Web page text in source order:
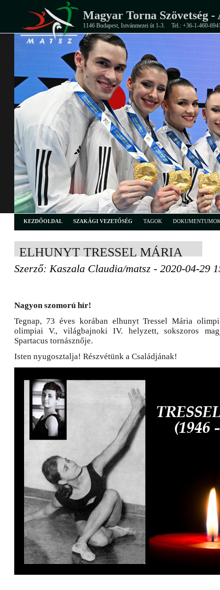
Magyar Torna Szövetség -
1146 Budapest, Istvánmezei út 1-3. Tel.: +36-1-460-
KEZDŐOLDAL SZAKÁGI VEZETŐSÉG TAGOK
ELHUNYT TRESSEL MÁRIA
Szerző: Kaszala Claudia/matsz - 2020-04-29
Nagyon szomorú hír!
Tegnap, 73 éves korában elhunyt Tressel Mária
olimpiai V., világbajnoki IV. helyzett, sokszoros
Spartacus tornásznője.
Isten nyugosztalja! Részvétünk a Családjának!